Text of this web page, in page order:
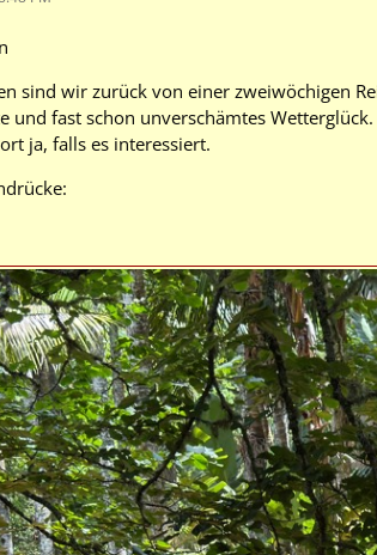
sind wir zurück von einer zweiwöchigen
und fast schon unverschämtes
ja, falls es interessiert.